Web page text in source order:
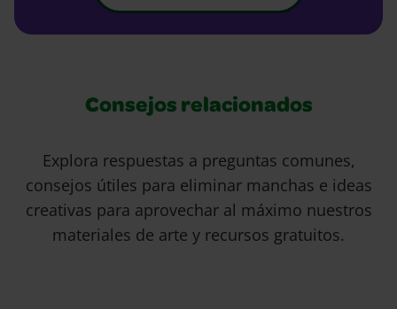
Consejos relacionados
Explora respuestas a preguntas comunes,
consejos útiles para eliminar manchas e ideas
creativas para aprovechar al máximo nuestros
materiales de arte y recursos gratuitos.